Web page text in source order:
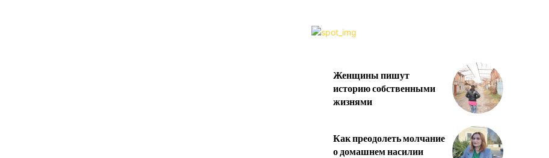
Женщины пишут
историю собственными
жизнями
Как преодолеть молчание
о домашнем насилии